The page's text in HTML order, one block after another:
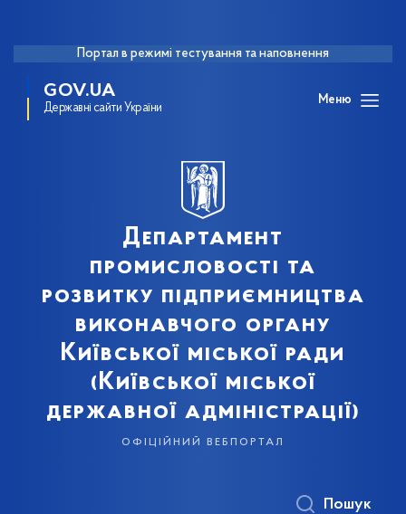
Портал в режимі тестування та наповнення
GOV.UA
Державні сайти України
Меню
Департамент
промисловості та
розвитку підприємництва
виконавчого органу
Київської міської ради
(Київської міської
державної адміністрації)
офіційний вебпортал
Пошук